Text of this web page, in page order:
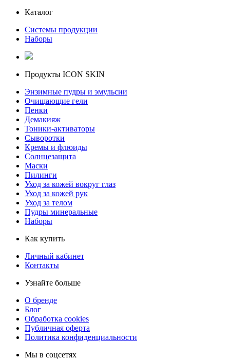
Каталог
Системы продукции
Наборы
Продукты ICON SKIN
Энзимные пудры и эмульсии
Очищающие гели
Пенки
Демакияж
Тоники-активаторы
Сыворотки
Кремы и флюиды
Солнцезащита
Маски
Пилинги
Уход за кожей вокруг глаз
Уход за кожей рук
Уход за телом
Пудры минеральные
Наборы
Как купить
Личный кабинет
Контакты
Узнайте больше
О бренде
Блог
Обработка cookies
Публичная оферта
Политика конфиденциальности
Мы в соцсетях